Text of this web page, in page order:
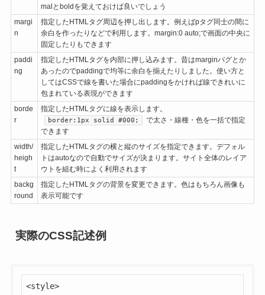
malとboldを覚えておけば良いでしょう
margi
n
指定したHTMLタグ周辺を押し出します。例えばpタグ同士の間に
余白を作ったりなどで利用します。margin:0 auto;で画面の中央に
固定したりもできます
paddi
ng
指定したHTMLタグを内部に押し込みます。昔はmarginバグとか
あったのでpaddingで均等に余白を揃えたりしました。使い方と
してはCSSで線を書いた場合にpaddingをかければ線できれいに
包まれている表現ができます
borde
r
指定したHTMLタグに線を表示します。
border:1px solid #000;
で太さ・線種・色を一括で指定
できます
width/
heigh
t
指定したHTMLタグの横と縦のサイズを指定できます。デフォル
トはautoなので自動でサイズが決まります。サイト全体のレイア
ウトを組む時によく利用されます
backg
round
指定したHTMLタグの背景を変更できます。色はもちろん画像も
表示可能です
実際のCSS記述例
<style>